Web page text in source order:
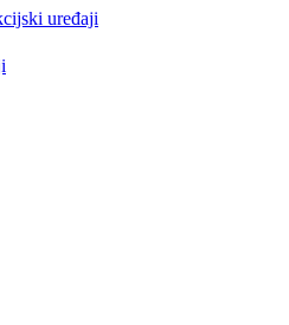
uređaji